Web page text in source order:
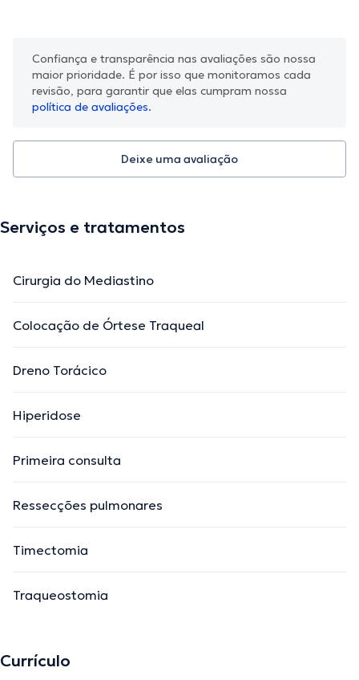
Confiança e transparência nas avaliações são nossa
maior prioridade. É por isso que monitoramos cada
revisão, para garantir que elas cumpram nossa
política de avaliações.
Deixe uma avaliação
Serviços e tratamentos
Cirurgia do Mediastino
Colocação de Órtese Traqueal
Dreno Torácico
Hiperidose
Primeira consulta
Ressecções pulmonares
Timectomia
Traqueostomia
Currículo